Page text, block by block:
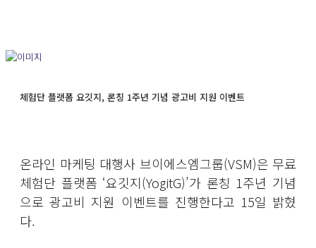
체험단 플랫폼 요깃지, 론칭 1주년 기념 광고비 지원 이벤트
온라인 마케팅 대행사 브이에스엠그룹(VSM)은 무료
체험단 플랫폼 ‘요깃지(YogitG)’가 론칭 1주년 기념
으로 광고비 지원 이벤트를 진행한다고 15일 밝혔
다.